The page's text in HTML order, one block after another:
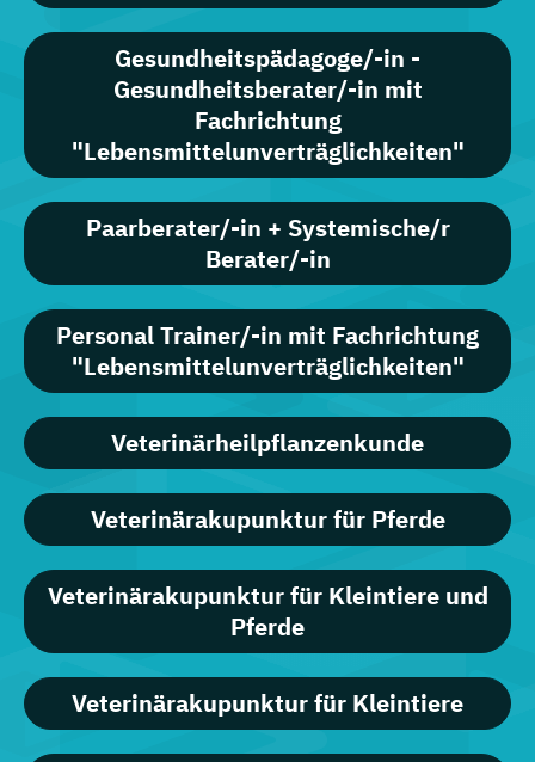
Gesundheitspädagoge/-in -
Gesundheitsberater/-in mit
Fachrichtung
"Lebensmittelunverträglichkeiten"
Paarberater/-in + Systemische/r
Berater/-in
Personal Trainer/-in mit Fachrichtung
"Lebensmittelunverträglichkeiten"
Veterinärheilpflanzenkunde
Veterinärakupunktur für Pferde
Veterinärakupunktur für Kleintiere und
Pferde
Veterinärakupunktur für Kleintiere